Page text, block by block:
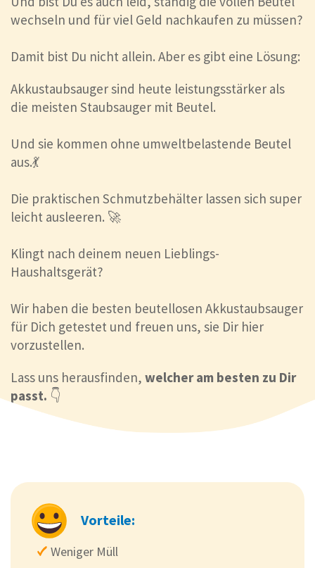
wechseln und für viel Geld nachkaufen zu müssen?
Damit bist Du nicht allein. Aber es gibt eine Lösung:
Akkustaubsauger sind heute leistungsstärker als
die meisten Staubsauger mit Beutel.
Und sie kommen ohne umweltbelastende Beutel
aus.💃
Die praktischen Schmutzbehälter lassen sich super
leicht ausleeren. 🚀
Klingt nach deinem neuen Lieblings-
Haushaltsgerät?
Wir haben die besten beutellosen Akkustaubsauger
für Dich getestet und freuen uns, sie Dir hier
vorzustellen.
Lass uns herausfinden, welcher am besten zu Dir
passt. 👇
Vorteile:
Weniger Müll